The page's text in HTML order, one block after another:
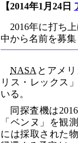
【2014年1月24日
2016年に打ち
中から名前を募
NASA とアメ
リス・レックス
いる。
同探査機は
「ベンヌ」を観
には採取された